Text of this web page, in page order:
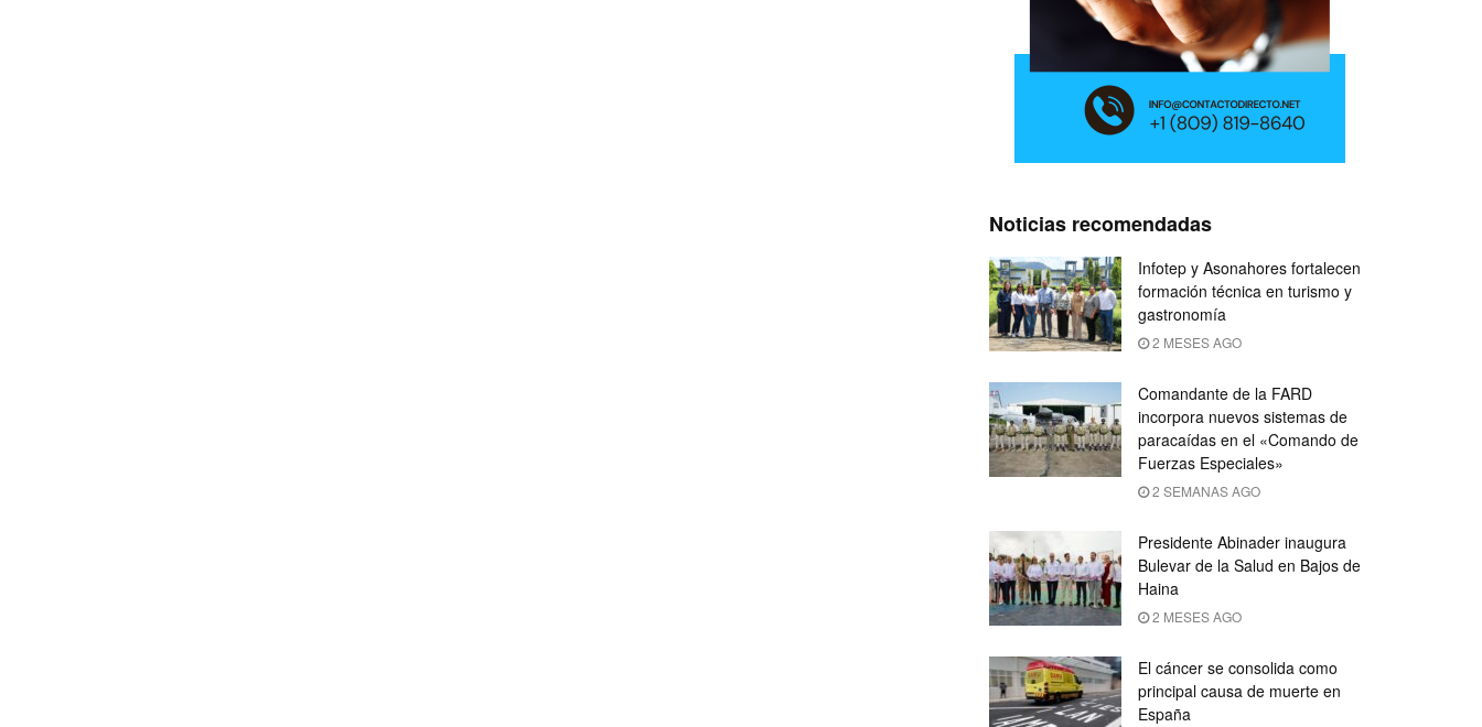
Noticias recomendadas
Infotep y Asonahores fortalecen
formación técnica en turismo y
gastronomía
2 MESES AGO
Comandante de la FARD
incorpora nuevos sistemas de
paracaídas en el «Comando de
Fuerzas Especiales»
2 SEMANAS AGO
Presidente Abinader inaugura
Bulevar de la Salud en Bajos de
Haina
2 MESES AGO
El cáncer se consolida como
principal causa de muerte en
España